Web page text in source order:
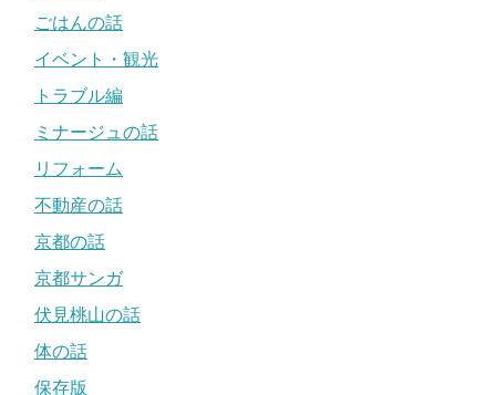
ごはんの話
イベント・観光
トラブル編
ミナージュの話
リフォーム
不動産の話
京都の話
京都サンガ
伏見桃山の話
体の話
保存版